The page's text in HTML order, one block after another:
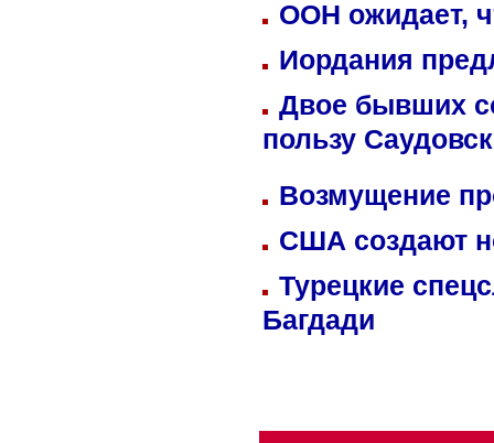
ООН ожидает,
Иордания
Двое бывших
пользу
Возмущение
США создают
Турецкие
Багдади